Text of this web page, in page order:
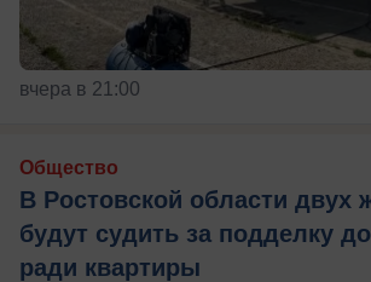
вчера в 21:00
Общество
В Ростовской области двух
будут судить за подделку
ради квартиры